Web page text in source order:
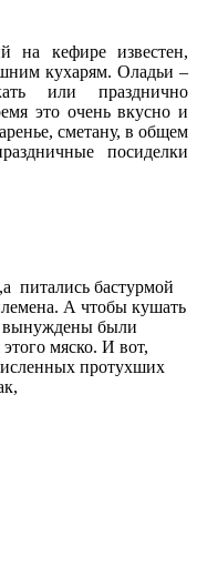
на кефире известен,
кухарям. Оладьи –
или празднично
это очень вкусно и
сметану, в общем
посиделки
питались бастурмой
А чтобы кушать
вынуждены были
мяско. И вот,
протухших